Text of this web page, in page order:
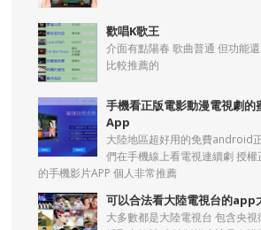
歡唱K歌王
介面有點陽春 歌曲普通 但功能
比較推薦的
手機看正版電影動漫電視劇
App
大陸地區超好用的免費android
們在手機線上看電視連續劇 授
的手機影片APP 個人非常推薦
可以合法看大陸電視台的app
大多數都是大陸電視台 包含央視